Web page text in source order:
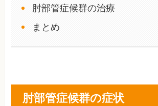
肘部管症候群の治療
まとめ
肘部管症候群の症状